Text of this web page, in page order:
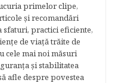
primelor clipe,
şi recomandări
practici eficiente,
de viaţă trăite de
cele mai noi măsuri
şi stabilitatea
afle despre povestea